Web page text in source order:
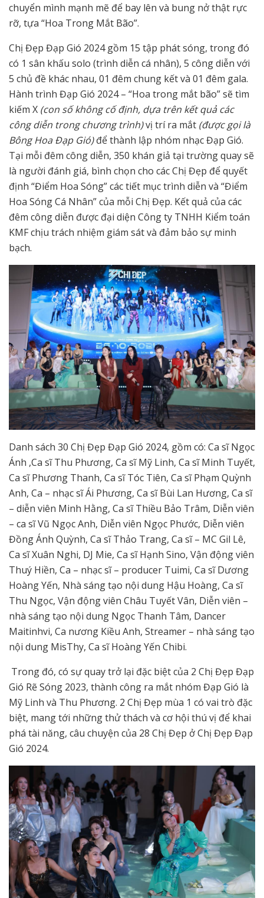
chuyển mình mạnh mẽ để bay lên và bung nở thật rực
rỡ, tựa “Hoa Trong Mắt Bão”.
Chị Đẹp Đạp Gió 2024 gồm 15 tập phát sóng, trong đó
có 1 sân khấu solo (trình diễn cá nhân), 5 công diễn với
5 chủ đề khác nhau, 01 đêm chung kết và 01 đêm gala.
Hành trình Đạp Gió 2024 – “Hoa trong mắt bão” sẽ tìm
kiếm X (con số không cố định, dựa trên kết quả các
công diễn trong chương trình)vị trí ra mắt (được gọi là
Bông Hoa Đạp Gió)để thành lập nhóm nhạc Đạp Gió.
Tại mỗi đêm công diễn, 350 khán giả tại trường quay sẽ
là người đánh giá, bình chọn cho các Chị Đẹp để quyết
định “Điểm Hoa Sóng” các tiết mục trình diễn và “Điểm
Hoa Sóng Cá Nhân” của mỗi Chị Đẹp. Kết quả của các
đêm công diễn được đại diện Công ty TNHH Kiểm toán
KMF chịu trách nhiệm giám sát và đảm bảo sự minh
bạch.
Danh sách 30 Chị Đẹp Đạp Gió 2024, gồm có: Ca sĩ Ngọc
Ánh ,Ca sĩ Thu Phương, Ca sĩ Mỹ Linh, Ca sĩ Minh Tuyết,
Ca sĩ Phương Thanh, Ca sĩ Tóc Tiên, Ca sĩ Phạm Quỳnh
Anh, Ca – nhạc sĩ Ái Phương, Ca sĩ Bùi Lan Hương, Ca sĩ
– diễn viên Minh Hằng, Ca sĩ Thiều Bảo Trâm, Diễn viên
– ca sĩ Vũ Ngọc Anh, Diễn viên Ngọc Phước, Diễn viên
Đồng Ánh Quỳnh, Ca sĩ Thảo Trang, Ca sĩ – MC Gil Lê,
Ca sĩ Xuân Nghi, DJ Mie, Ca sĩ Hạnh Sino, Vận động viên
Thuý Hiền, Ca – nhạc sĩ – producer Tuimi, Ca sĩ Dương
Hoàng Yến, Nhà sáng tạo nội dung Hậu Hoàng, Ca sĩ
Thu Ngọc, Vận động viên Châu Tuyết Vân, Diễn viên –
nhà sáng tạo nội dung Ngọc Thanh Tâm, Dancer
Maitinhvi, Ca nương Kiều Anh, Streamer – nhà sáng tạo
nội dung MisThy, Ca sĩ Hoàng Yến Chibi.
Trong đó, có sự quay trở lại đặc biệt của 2 Chị Đẹp Đạp
Gió Rẽ Sóng 2023, thành công ra mắt nhóm Đạp Gió là
Mỹ Linh và Thu Phương. 2 Chị Đẹp mùa 1 có vai trò đặc
biệt, mang tới những thử thách và cơ hội thú vị để khai
phá tài năng, câu chuyện của 28 Chị Đẹp ở Chị Đẹp Đạp
Gió 2024.